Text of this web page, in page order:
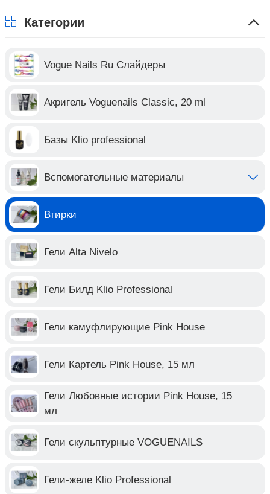
Категории
Vogue Nails Ru Слайдеры
Акригель Voguenails Classic, 20 ml
Базы Klio professional
Вспомогательные материалы
Втирки
Гели Alta Nivelo
Гели Билд Klio Professional
Гели камуфлирующие Pink House
Гели Картель Pink House, 15 мл
Гели Любовные истории Pink House, 15
мл
Гели скульптурные VOGUENAILS
Гели-желе Klio Professional